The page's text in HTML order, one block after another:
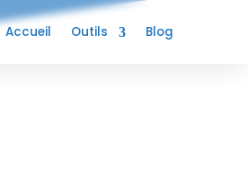
Accueil Outils Blog